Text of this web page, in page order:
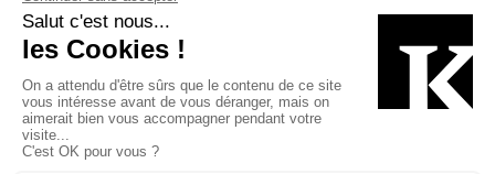
Bâtiment-Durable-Québec-1
Esquisses-1IRAC-1